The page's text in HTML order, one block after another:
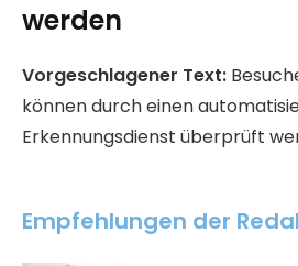
werden
Vorgeschlagener Text:
können durch einen
Erkennungsdienst überprüft
Empfehlungen der